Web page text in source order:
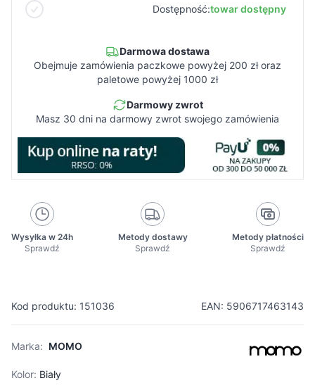
Kod produktu: 151036 EAN: 5906717463143
Marka: MOMO
Kolor: Biały
Dostępność:towar dostępny
Darmowa dostawa
Obejmuje zamówienia paczkowe powyżej 200 zł oraz
paletowe powyżej 1000 zł
Darmowy zwrot
Masz 30 dni na darmowy zwrot swojego zamówienia
Wysyłka w 24h
Sprawdź
Metody dostawy
Sprawdź
Metody płatności
Sprawdź